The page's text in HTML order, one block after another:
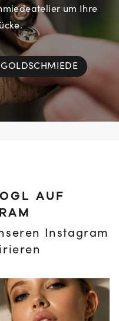
um Ihre
AUF
Instagram